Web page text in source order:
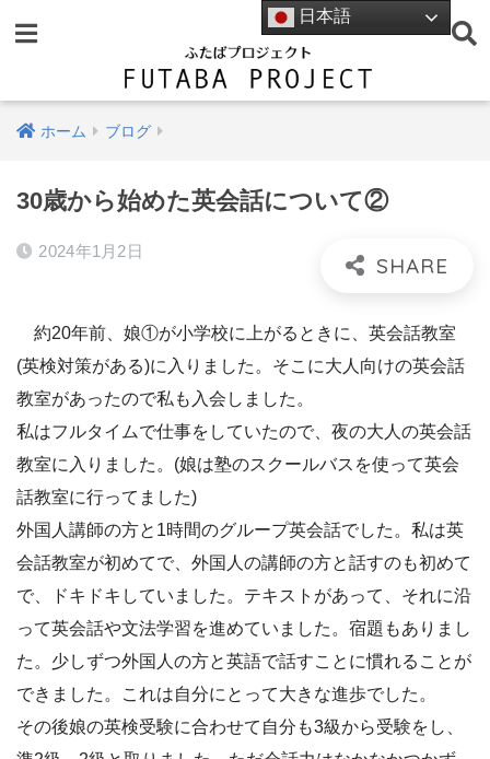
ホーム ブログ
30歳から始めた英会話について②
2024年1月2日
約20年前、娘①が小学校に上がるときに、英会話教室
(英検対策がある)に入りました。そこに大人向けの英会話
教室があったので私も入会しました。
私はフルタイムで仕事をしていたので、夜の大人の英会話
教室に入りました。(娘は塾のスクールバスを使って英会
話教室に行ってました)
外国人講師の方と1時間のグループ英会話でした。私は英
会話教室が初めてで、外国人の講師の方と話すのも初めて
で、ドキドキしていました。テキストがあって、それに沿
って英会話や文法学習を進めていました。宿題もありまし
た。少しずつ外国人の方と英語で話すことに慣れることが
できました。これは自分にとって大きな進歩でした。
その後娘の英検受験に合わせて自分も3級から受験をし、
日本語